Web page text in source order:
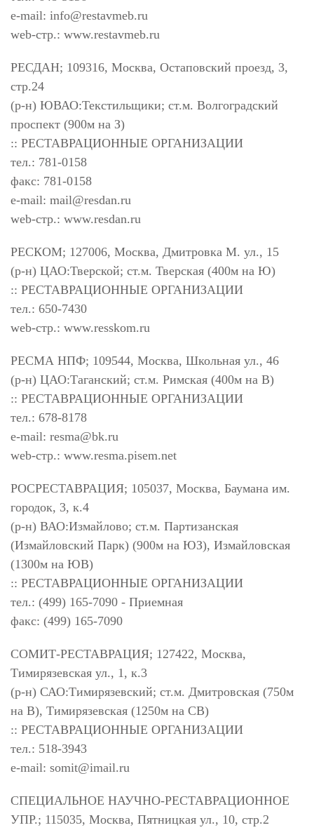
e-mail: info@restavmeb.ru
web-стр.: www.restavmeb.ru
РЕСДАН; 109316, Москва, Остаповский проезд, 3,
стр.24
(р-н) ЮВАО:Текстильщики; ст.м. Волгоградский
проспект (900м на З)
:: РЕСТАВРАЦИОННЫЕ ОРГАНИЗАЦИИ
тел.: 781-0158
факс: 781-0158
e-mail: mail@resdan.ru
web-стр.: www.resdan.ru
РЕСКОМ; 127006, Москва, Дмитровка М. ул., 15
(р-н) ЦАО:Тверской; ст.м. Тверская (400м на Ю)
:: РЕСТАВРАЦИОННЫЕ ОРГАНИЗАЦИИ
тел.: 650-7430
web-стр.: www.resskom.ru
РЕСМА НПФ; 109544, Москва, Школьная ул., 46
(р-н) ЦАО:Таганский; ст.м. Римская (400м на В)
:: РЕСТАВРАЦИОННЫЕ ОРГАНИЗАЦИИ
тел.: 678-8178
e-mail: resma@bk.ru
web-стр.: www.resma.pisem.net
РОСРЕСТАВРАЦИЯ; 105037, Москва, Баумана им.
городок, 3, к.4
(р-н) ВАО:Измайлово; ст.м. Партизанская
(Измайловский Парк) (900м на ЮЗ), Измайловская
(1300м на ЮВ)
:: РЕСТАВРАЦИОННЫЕ ОРГАНИЗАЦИИ
тел.: (499) 165-7090 - Приемная
факс: (499) 165-7090
СОМИТ-РЕСТАВРАЦИЯ; 127422, Москва,
Тимирязевская ул., 1, к.3
(р-н) САО:Тимирязевский; ст.м. Дмитровская (750м
на В), Тимирязевская (1250м на СВ)
:: РЕСТАВРАЦИОННЫЕ ОРГАНИЗАЦИИ
тел.: 518-3943
e-mail: somit@imail.ru
СПЕЦИАЛЬНОЕ НАУЧНО-РЕСТАВРАЦИОННОЕ
УПР.; 115035, Москва, Пятницкая ул., 10, стр.2